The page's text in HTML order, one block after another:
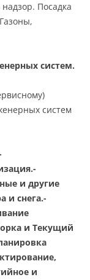
Посадка
систем.
систем
и другие
и снега.-
и Текущий
и